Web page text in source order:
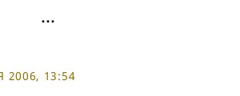
13:54